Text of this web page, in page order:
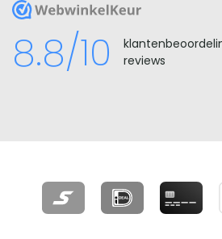
WebwinkelKeur
8.8/10
reviews